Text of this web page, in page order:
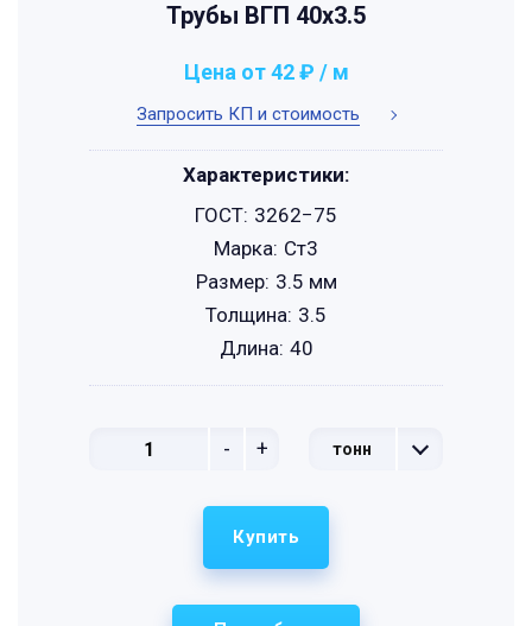
Трубы ВГП 40x3.5
Запросить КП и стоимость
Цена от 42 ₽ / м
- + тонн
Характеристики:
ГОСТ: 3262−75
Марка: Ст3
Размер: 3.5 мм
Толщина: 3.5
Длина: 40
Купить